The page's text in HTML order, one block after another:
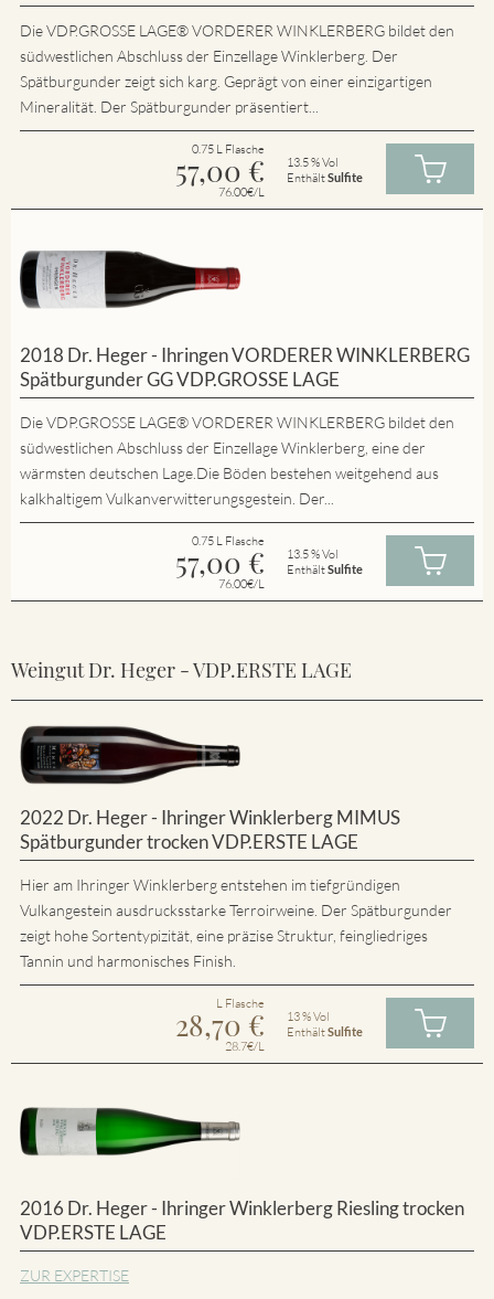
Die VDP.GROSSE LAGE® VORDERER WINKLERBERG bildet den
südwestlichen Abschluss der Einzellage Winklerberg. Der
Spätburgunder zeigt sich karg. Geprägt von einer einzigartigen
Mineralität. Der Spätburgunder präsentiert...
0.75 L Flasche
57,00 €
76.00€/L
13.5 % Vol
EnthältSulfite
2018 Dr. Heger - Ihringen VORDERER WINKLERBERG
Spätburgunder GG VDP.GROSSE LAGE
Die VDP.GROSSE LAGE® VORDERER WINKLERBERG bildet den
südwestlichen Abschluss der Einzellage Winklerberg, eine der
wärmsten deutschen Lage.Die Böden bestehen weitgehend aus
kalkhaltigem Vulkanverwitterungsgestein. Der...
0.75 L Flasche
57,00 €
76.00€/L
13.5 % Vol
EnthältSulfite
Weingut Dr. Heger - VDP.ERSTE LAGE
2022 Dr. Heger - Ihringer Winklerberg MIMUS
Spätburgunder trocken VDP.ERSTE LAGE
Hier am Ihringer Winklerberg entstehen im tiefgründigen
Vulkangestein ausdrucksstarke Terroirweine. Der Spätburgunder
zeigt hohe Sortentypizität, eine präzise Struktur, feingliedriges
Tannin und harmonisches Finish.
L Flasche
28,70 €
28.7€/L
13 % Vol
EnthältSulfite
2016 Dr. Heger - Ihringer Winklerberg Riesling trocken
VDP.ERSTE LAGE
ZUR EXPERTISE